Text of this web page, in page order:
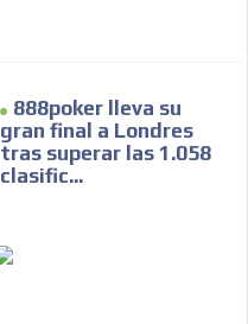
888poker lleva su
gran final a Londres
tras superar las 1.058
clasific...